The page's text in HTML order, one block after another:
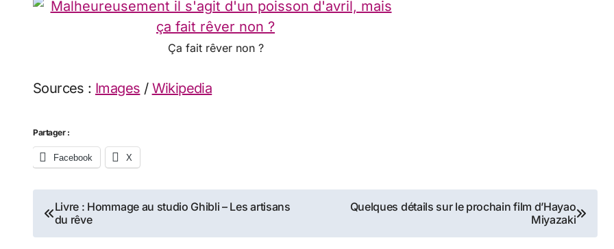
Ça fait rêver non ?
Sources : Images / Wikipedia
Partager :
Facebook X
Navigation
de
Livre : Hommage au studio Ghibli – Les artisans
du rêve
Quelques détails sur le prochain film d’Hayao
Miyazaki